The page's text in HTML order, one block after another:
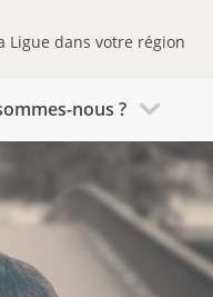
Ligue dans votre région
nous ?